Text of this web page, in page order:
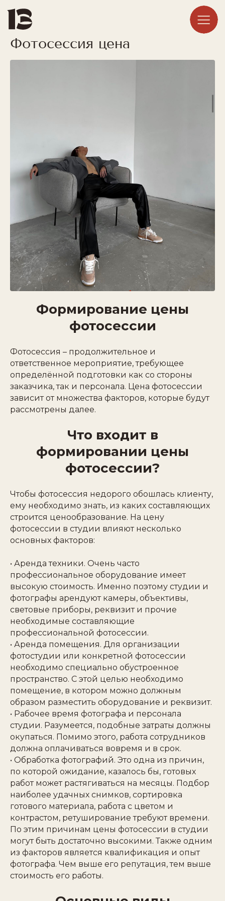
Фотосессия цена
Формирование цены
фотосессии
Фотосессия – продолжительное и
ответственное мероприятие, требующее
определённой подготовки как со стороны
заказчика, так и персонала. Цена фотосессии
зависит от множества факторов, которые будут
рассмотрены далее.
Что входит в
формировании цены
фотосессии?
Чтобы фотосессия недорого обошлась клиенту,
ему необходимо знать, из каких составляющих
строится ценообразование. На цену
фотосессии в студии влияют несколько
основных факторов:
• Аренда техники. Очень часто
профессиональное оборудование имеет
высокую стоимость. Именно поэтому студии и
фотографы арендуют камеры, объективы,
световые приборы, реквизит и прочие
необходимые составляющие
профессиональной фотосессии.
• Аренда помещения. Для организации
фотостудии или конкретной фотосессии
необходимо специально обустроенное
пространство. С этой целью необходимо
помещение, в котором можно должным
образом разместить оборудование и реквизит.
• Рабочее время фотографа и персонала
студии. Разумеется, подобные затраты должны
окупаться. Помимо этого, работа сотрудников
должна оплачиваться вовремя и в срок.
• Обработка фотографий. Это одна из причин,
по которой ожидание, казалось бы, готовых
работ может растягиваться на месяцы. Подбор
наиболее удачных снимков, сортировка
готового материала, работа с цветом и
контрастом, ретуширование требуют времени.
По этим причинам цены фотосессии в студии
могут быть достаточно высокими. Также одним
из факторов является квалификация и опыт
фотографа. Чем выше его репутация, тем выше
стоимость его работы.